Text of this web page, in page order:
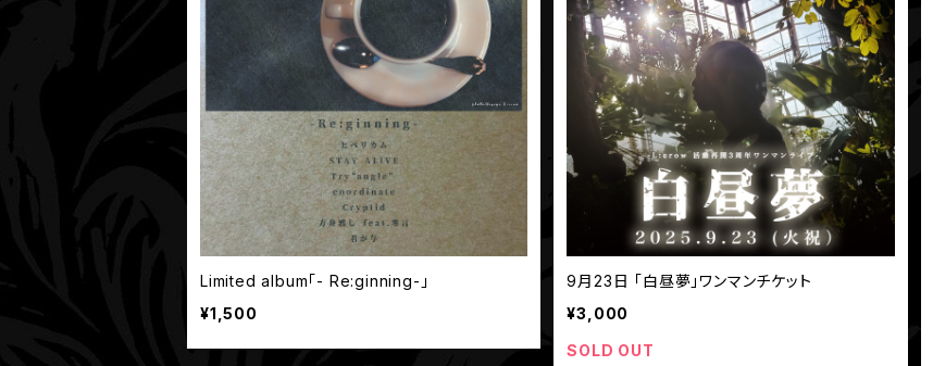
Limited album「- Re:ginning-」
¥1,500
9月23日 「白昼夢」ワンマンチケット
¥3,000
SOLD OUT